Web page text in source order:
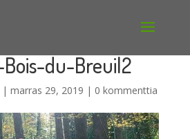
du-Breuil2
| marras 29, 2019 | 0 kommenttia